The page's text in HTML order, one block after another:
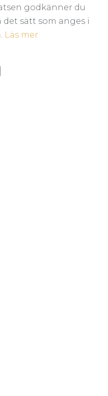
godkänner du
det sätt som anges i
Läs mer